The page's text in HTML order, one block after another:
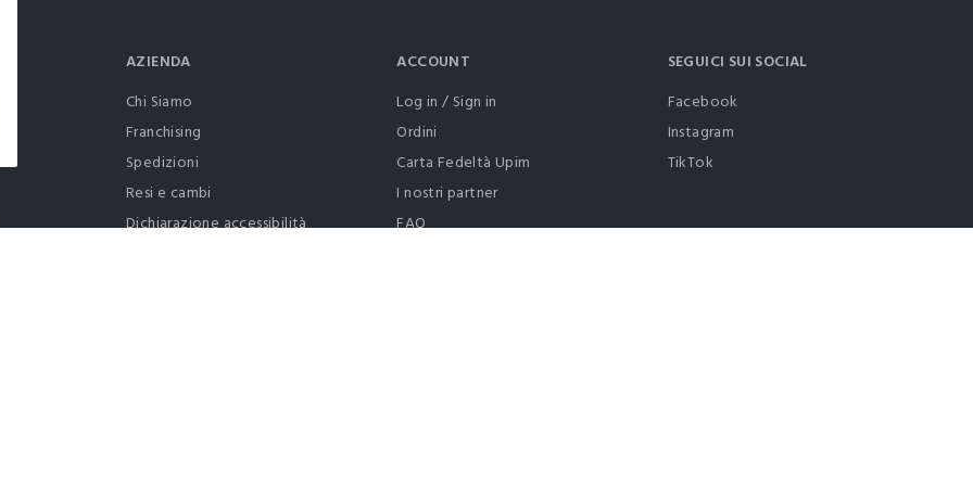
AZIENDA
Chi Siamo
Franchising
Spedizioni
Resi e cambi
Dichiarazione accessibilità
ACCOUNT
Log in / Sign in
Ordini
Carta Fedeltà Upim
I nostri partner
FAQ
SEGUICI SUI SOCIAL
Facebook
Instagram
TikTok